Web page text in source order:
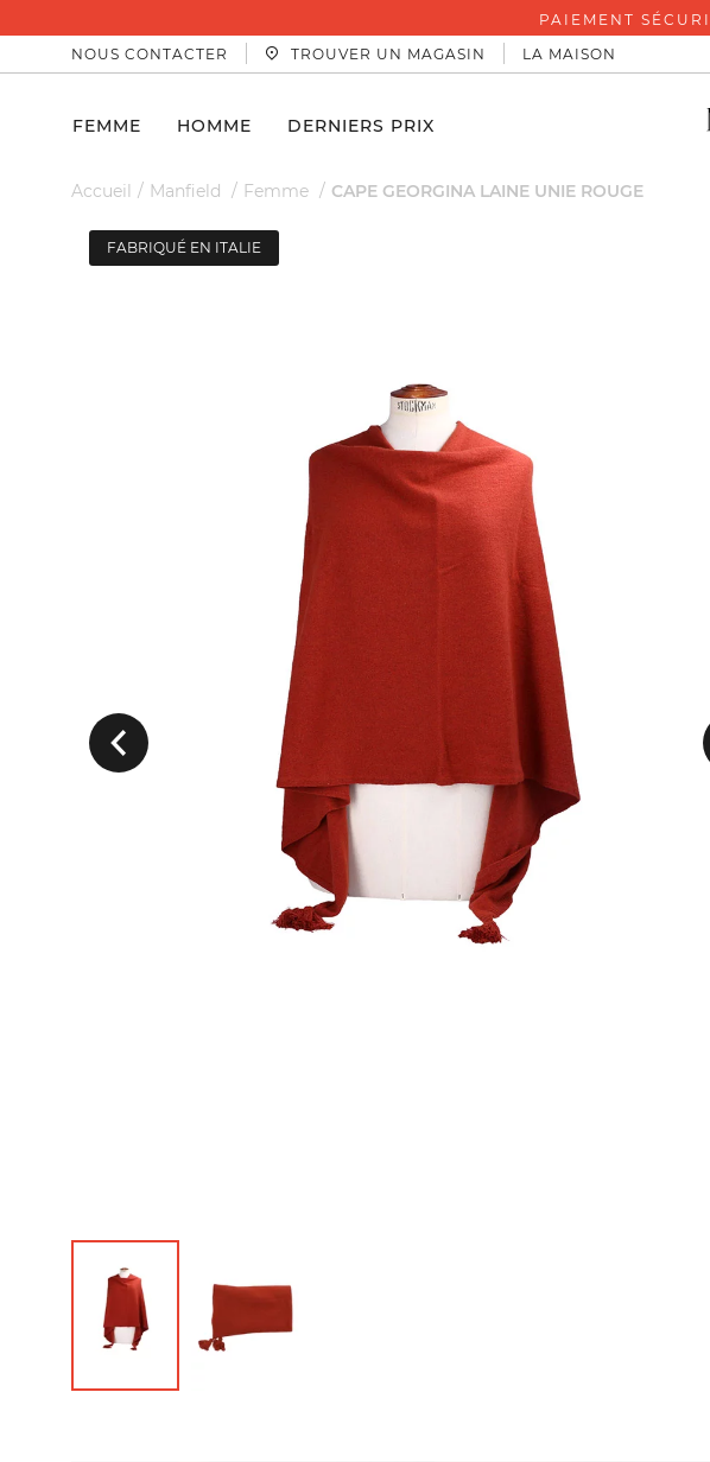
PAIEMENT
NOUS CONTACTER
TROUVER UN MAGASIN LA MAISON
FEMME HOMME DERNIERS PRIX
Accueil Manfield Femme CAPE GEORGINA LAINE UNIE ROUGE
Précedent
FABRIQUÉ EN ITALIE